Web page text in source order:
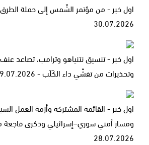
اول خبر - من مؤتمر الشّمس إلى حملة
30.07.2026
اول خبر - تنسيق نتنياهو وترامب، تصاعد
وتحذيرات من تفشّي داء الكَلَب - 29.07.2026
اول خبر - القائمة المشتركة وأزمة العمل
ومسار أمني سوري–إسرائيلي وذكرى
28.07.2026